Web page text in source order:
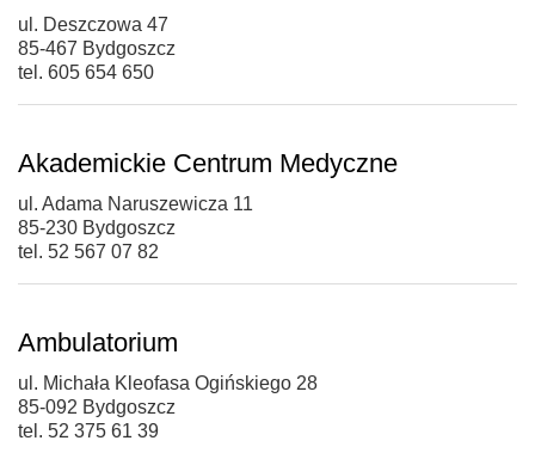
ul. Deszczowa 47
85-467 Bydgoszcz
tel. 605 654 650
Akademickie Centrum Medyczne
ul. Adama Naruszewicza 11
85-230 Bydgoszcz
tel. 52 567 07 82
Ambulatorium
ul. Michała Kleofasa Ogińskiego 28
85-092 Bydgoszcz
tel. 52 375 61 39